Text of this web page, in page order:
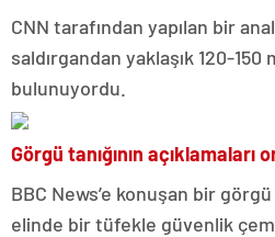
CNN tarafından yapılan bir
saldırgandan yaklaşık 120-
bulunuyordu.
Görgü tanığının açıklamaları
BBC News’e konuşan bir görgü
elinde bir tüfekle güvenlik